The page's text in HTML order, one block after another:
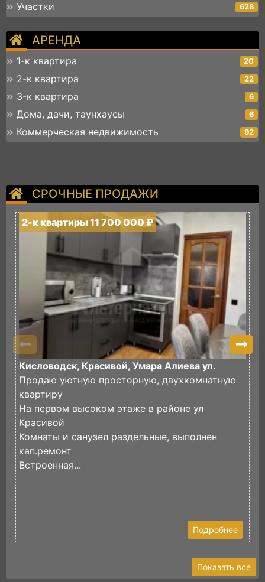
Участки 628
АРЕНДА
1-к квартира 20
2-к квартира 22
3-к квартира 6
Дома, дачи, таунхаусы 6
Коммерческая недвижимость 92
СРОЧНЫЕ ПРОДАЖИ
2-к квартиры 11 700 000 ₽
Кисловодск, Красивой, Умара Алиева ул.
Продаю уютную просторную, двухкомнатную
квартиру
На первом высоком этаже в районе ул
Красивой
Комнаты и санузел раздельные, выполнен
кап.ремонт
Встроенная...
Подробнее
Показать все